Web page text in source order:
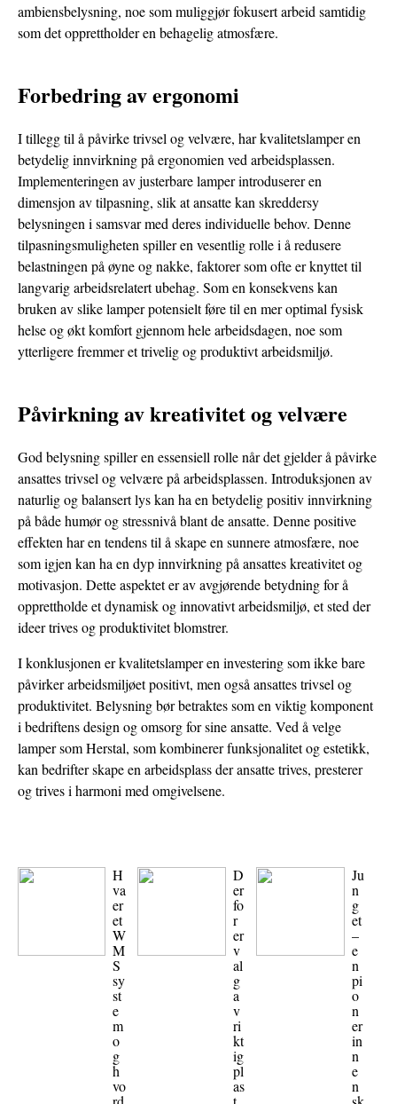
ambiensbelysning, noe som muliggjør fokusert arbeid samtidig
som det opprettholder en behagelig atmosfære.
Forbedring av ergonomi
I tillegg til å påvirke trivsel og velvære, har kvalitetslamper en
betydelig innvirkning på ergonomien ved arbeidsplassen.
Implementeringen av justerbare lamper introduserer en
dimensjon av tilpasning, slik at ansatte kan skreddersy
belysningen i samsvar med deres individuelle behov. Denne
tilpasningsmuligheten spiller en vesentlig rolle i å redusere
belastningen på øyne og nakke, faktorer som ofte er knyttet til
langvarig arbeidsrelatert ubehag. Som en konsekvens kan
bruken av slike lamper potensielt føre til en mer optimal fysisk
helse og økt komfort gjennom hele arbeidsdagen, noe som
ytterligere fremmer et trivelig og produktivt arbeidsmiljø.
Påvirkning av kreativitet og velvære
God belysning spiller en essensiell rolle når det gjelder å påvirke
ansattes trivsel og velvære på arbeidsplassen. Introduksjonen av
naturlig og balansert lys kan ha en betydelig positiv innvirkning
på både humør og stressnivå blant de ansatte. Denne positive
effekten har en tendens til å skape en sunnere atmosfære, noe
som igjen kan ha en dyp innvirkning på ansattes kreativitet og
motivasjon. Dette aspektet er av avgjørende betydning for å
opprettholde et dynamisk og innovativt arbeidsmiljø, et sted der
ideer trives og produktivitet blomstrer.
I konklusjonen er kvalitetslamper en investering som ikke bare
påvirker arbeidsmiljøet positivt, men også ansattes trivsel og
produktivitet. Belysning bør betraktes som en viktig komponent
i bedriftens design og omsorg for sine ansatte. Ved å velge
lamper som Herstal, som kombinerer funksjonalitet og estetikk,
kan bedrifter skape en arbeidsplass der ansatte trives, presterer
og trives i harmoni med omgivelsene.
H
va
er
et
W
M
S
sy
st
e
m
o
g
h
vo
D
er
fo
r
er
v
al
g
a
v
ri
kt
ig
pl
as
Ju
n
g
et
–
e
n
pi
o
n
er
in
n
e
n